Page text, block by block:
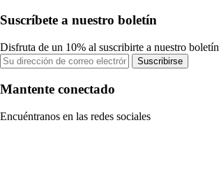
Suscríbete a nuestro boletín
Disfruta de un 10% al suscribirte a nuestro boletín
Suscribirse
Mantente conectado
Encuéntranos en las redes sociales